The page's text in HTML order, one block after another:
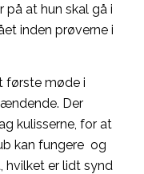
på at hun skal gå i
inden prøverne i
første møde i
Der
kulisserne, for at
kan fungere og
hvilket er lidt synd